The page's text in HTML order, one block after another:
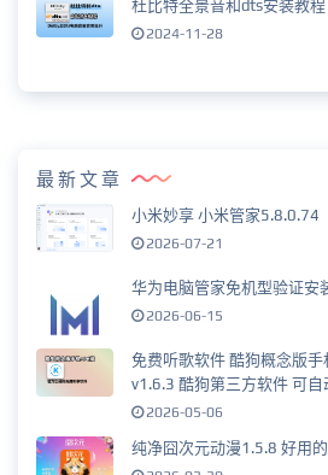
杜比特全景音和dts安装教程
2024-11-28
最新文章
小米妙享 小米管家5.8.0.74
2026-07-21
华为电脑管家免机型验证安
2026-06-15
免费听歌软件 酷狗概念版手
v1.6.3 酷狗第三方软件 可自
2026-05-06
纯净囧次元动漫1.5.8 好用